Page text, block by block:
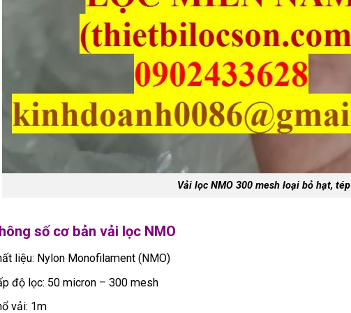
Vải lọc NMO 300 mesh loại bỏ hạt, tép
số cơ bản vải lọc NMO
liệu: Nylon Monofilament (NMO)
độ lọc: 50 micron – 300 mesh
vải: 1m